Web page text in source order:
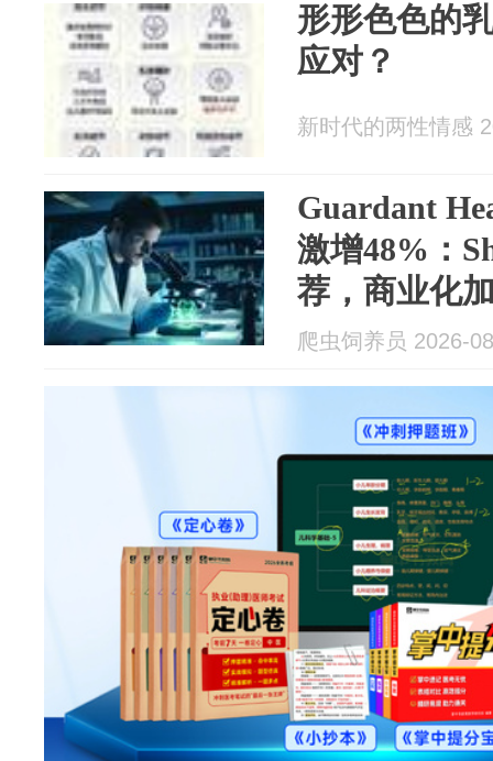
形形色色的
应对？
新时代的两性情感
Guardant
激增48%：
荐，商业化
爬虫饲养员 2026-